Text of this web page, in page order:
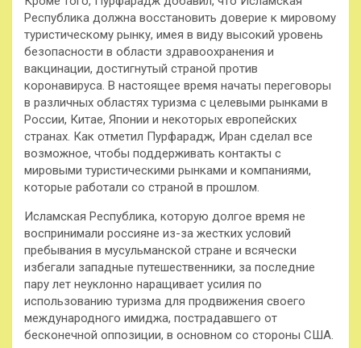
Республика должна восстановить доверие к мировому
туристическому рынку, имея в виду высокий уровень
безопасности в области здравоохранения и
вакцинации, достигнутый страной против
коронавируса. В настоящее время начаты переговоры
в различных областях туризма с целевыми рынками в
России, Китае, Японии и некоторых европейских
странах. Как отметил Пурфарадж, Иран сделал все
возможное, чтобы поддерживать контакты с
мировыми туристическими рынками и компаниями,
которые работали со страной в прошлом.
Исламская Республика, которую долгое время не
воспринимали россияне из-за жестких условий
пребывания в мусульманской стране и всячески
избегали западные путешественники, за последние
пару лет неуклонно наращивает усилия по
использованию туризма для продвижения своего
международного имиджа, пострадавшего от
бесконечной оппозиции, в основном со стороны США.